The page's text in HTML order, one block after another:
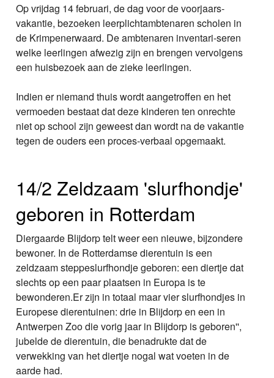
Op vrijdag 14 februari, de dag voor de voorjaars-
vakantie, bezoeken leerplichtambtenaren scholen in
de Krimpenerwaard. De ambtenaren inventari-seren
welke leerlingen afwezig zijn en brengen vervolgens
een huisbezoek aan de zieke leerlingen.
Indien er niemand thuis wordt aangetroffen en het
vermoeden bestaat dat deze kinderen ten onrechte
niet op school zijn geweest dan wordt na de vakantie
tegen de ouders een proces-verbaal opgemaakt.
14/2 Zeldzaam 'slurfhondje'
geboren in Rotterdam
Diergaarde Blijdorp telt weer een nieuwe, bijzondere
bewoner. In de Rotterdamse dierentuin is een
zeldzaam steppeslurfhondje geboren: een diertje dat
slechts op een paar plaatsen in Europa is te
bewonderen.Er zijn in totaal maar vier slurfhondjes in
Europese dierentuinen: drie in Blijdorp en een in
Antwerpen Zoo die vorig jaar in Blijdorp is geboren'',
jubelde de dierentuin, die benadrukte dat de
verwekking van het diertje nogal wat voeten in de
aarde had.